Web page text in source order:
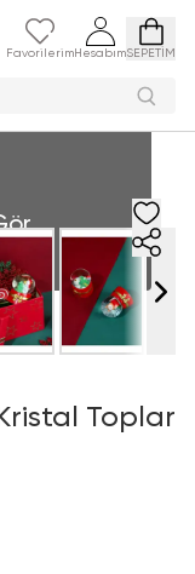
Favorilerim HesabımSEPETİM
Toplar